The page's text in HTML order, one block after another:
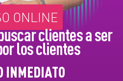
ONLINE
clientes a ser
los clientes
INMEDIATO